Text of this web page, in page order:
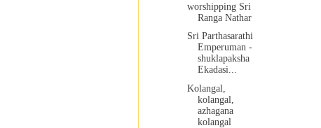
worshipping Sri
Ranga Nathar
Sri Parthasarathi
Emperuman -
shuklapaksha
Ekadasi...
Kolangal,
kolangal,
azhagana
kolangal